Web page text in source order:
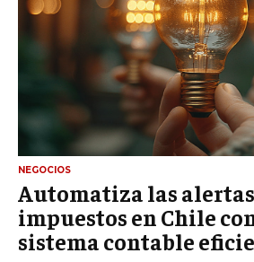
NEGOCIOS
Automatiza las alertas
impuestos en Chile
sistema contable